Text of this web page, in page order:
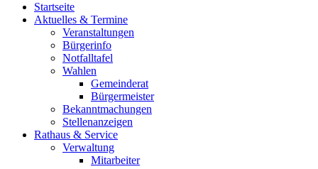
Startseite
Aktuelles & Termine
Veranstaltungen
Bürgerinfo
Notfalltafel
Wahlen
Gemeinderat
Bürgermeister
Bekanntmachungen
Stellenanzeigen
Rathaus & Service
Verwaltung
Mitarbeiter